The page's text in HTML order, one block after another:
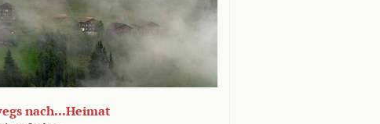
nach...Heimat